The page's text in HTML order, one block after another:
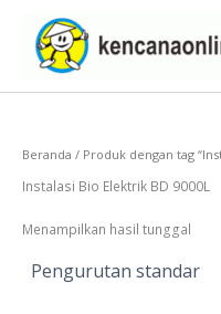
konten
Beranda / Produk dengan tag
Instalasi Bio Elektrik BD 9000L
Menampilkan hasil tunggal